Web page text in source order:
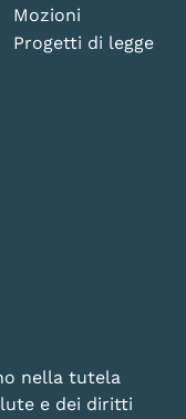
nella tutela
e dei diritti
Mozioni
Progetti di legge